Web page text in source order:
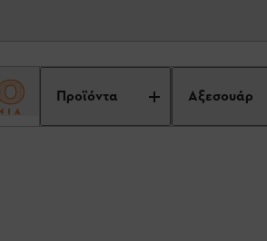
Προϊόντα Αξεσουάρ